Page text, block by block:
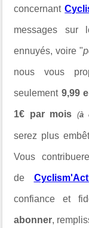
concernant
messages sur
ennuyés, voire "
nous vous
seulement 9,99
1€ par mois (à
serez plus
Vous
de
confiance et
abonner,